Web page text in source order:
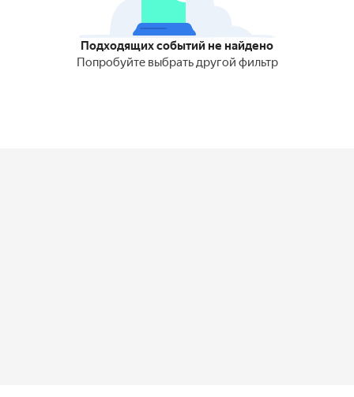
Подходящих событий не найдено
Попробуйте выбрать другой фильтр